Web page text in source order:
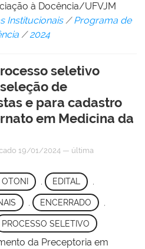
à Docência/UFVJM
Institucionais /Programa de
/2024
seletivo
de
e para cadastro
em Medicina da
19/01/2024 — última
, EDITAL ,
ENCERRADO
PROCESSO SELETIVO
da Preceptoria em